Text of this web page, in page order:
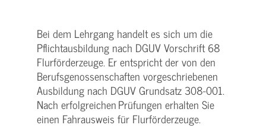
Bei dem Lehrgang handelt es sich um die
Pflichtausbildung nach DGUV Vorschrift 68
Flurförderzeuge. Er entspricht der von den
Berufsgenossenschaften vorgeschriebenen
Ausbildung nach DGUV Grundsatz 308-001.
Nach erfolgreichen Prüfungen erhalten Sie
einen Fahrausweis für Flurförderzeuge.